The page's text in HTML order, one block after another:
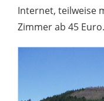
Internet, teilweise
Zimmer ab 45